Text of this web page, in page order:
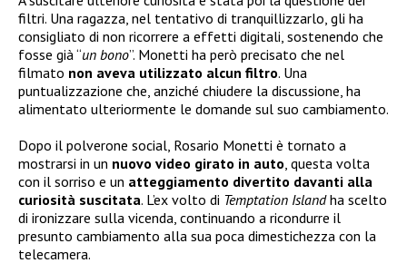
filtri. Una ragazza, nel tentativo di tranquillizzarlo, gli ha
consigliato di non ricorrere a effetti digitali, sostenendo che
fosse già “un bono”. Monetti ha però precisato che nel
filmato non aveva utilizzato alcun filtro. Una
puntualizzazione che, anziché chiudere la discussione, ha
alimentato ulteriormente le domande sul suo cambiamento.
Dopo il polverone social, Rosario Monetti è tornato a
mostrarsi in un nuovo video girato in auto, questa volta
con il sorriso e un atteggiamento divertito davanti alla
curiosità suscitata. L’ex volto di Temptation Islandha scelto
di ironizzare sulla vicenda, continuando a ricondurre il
presunto cambiamento alla sua poca dimestichezza con la
telecamera.